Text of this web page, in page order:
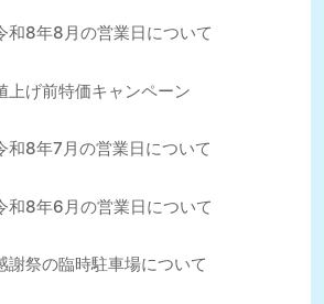
和8年8月の営業日について
上げ前特価キャンペーン
和8年7月の営業日について
和8年6月の営業日について
謝祭の臨時駐車場について